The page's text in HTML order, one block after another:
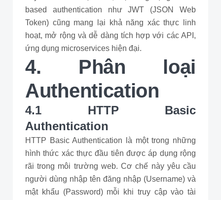
based authentication như JWT (JSON Web
Token) cũng mang lại khả năng xác thực linh
hoạt, mở rộng và dễ dàng tích hợp với các API,
ứng dụng microservices hiện đại.
4. Phân loại
Authentication
4.1 HTTP Basic
Authentication
HTTP Basic Authentication là một trong những
hình thức xác thực đầu tiên được áp dụng rộng
rãi trong môi trường web. Cơ chế này yêu cầu
người dùng nhập tên đăng nhập (Username) và
mật khẩu (Password) mỗi khi truy cập vào tài